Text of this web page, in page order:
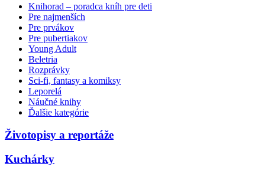
Knihorad – poradca kníh pre deti
Pre najmenších
Pre prvákov
Pre pubertiakov
Young Adult
Beletria
Rozprávky
Sci-fi, fantasy a komiksy
Leporelá
Náučné knihy
Ďalšie kategórie
Životopisy a reportáže
Kuchárky